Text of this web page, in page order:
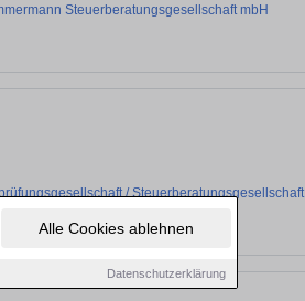
Alle Cookies ablehnen
Datenschutzerklärung
Steuerberatungsgesellschaft mbH
/ Steuerberatungsgesellschaft